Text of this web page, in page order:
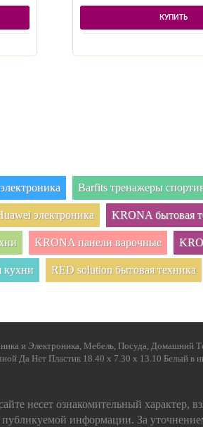
КУПИТЬ
Barfits тренажеры
электроника KRONA бытовая
KRONA панели варочные
кухни RED solution бытовая техника
и Электроника, Мебель, Посуда, Домашний
Да Нет Пластик 18.40 x 7.30 x 13.10 Белый в
несет ознакомительный характер,
публикуемой информации. За